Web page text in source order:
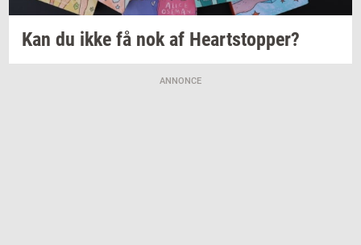
Kan du ikke få nok af Heart­stop­per?
ANNONCE